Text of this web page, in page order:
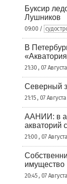
Буксир
Лушников
09:00 /
В
21:30 , 07
Северный
21:15 , 07
ААНИИ: в
акваторий
21:00 , 07
имущество
20:45 , 07